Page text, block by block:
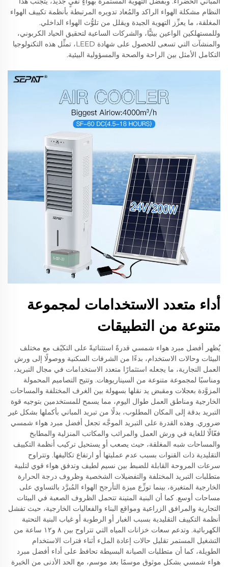
النظام مشكلة الهواء الراكد والمُعاد تدويره المرتبطة بأنظمة تكييف الهواء
المغلقة، ما يعزِّز التهوية الجيدة ويقلل من تلوُّث الهواء الداخلي.
وللمستهلكين الواعين بيئيًّا، والشركات الساعية لتحقيق الحياد الكربوني،
والمنشآت التي تسعى للحصول على شهادة LEED، تمثِّل هذه التكنولوجيا
التكامل الأمثل بين الراحة والصحة والمسؤولية البيئية.
أداء متعدد الاستخدامات لمجموعة
متنوعة من التطبيقات
يُظهر أفضل مبرد هواء شمسي قدرةً استثنائيةً على التكيّف مع مختلف
البيئات وحالات الاستخدام، بدءًا من الشرفات السكنية ووصولًا إلى ورش
العمل التجارية، ما يجعله استثمارًا متعدد الاستخدامات في مجال التبريد،
ومناسبًا لمجموعة متنوعة من السيناريوهات. وتتيح التصاميم المحمولة
المزوَّدة بعجلات ومقبض يد نقلها بسهولة بين الغرف المختلفة والمساحات
الخارجية ومناطق العمل طوال اليوم، مما يسمح للمستخدمين بتوجيه قوة
التبريد بدقة إلى المكان المطلوب، بدلًا من تبريد المباني بأكملها بشكل غير
ضروري. وهذه القدرة على التبريد الموجَّه تجعل أفضل مبرد هواء شمسي
فعّالًا للغاية في ورش العمل والمرائب والمكاتب المنزلية والمطابخ
والمساحات شبه المغلقة، حيث يصعب أو يستحيل تركيب أنظمة التكييف
التقليدية ذات القنوات بسبب عدم عمليتها أو ارتفاع تكاليفها. وتتراوح
سرعات المروحة القابلة للضبط بين نسيم لطيف وتدفق هواء قوي لتلبية
متطلبات التبريد المختلفة والتفضيلات الشخصية وظروف درجة الحرارة
الخارجية المتغيرة، بينما توزِّع ميزة التأرجح الهواء المُبرَّد بالتساوي على
مساحات أوسع. كما أن البنية المتينة تتحمل الظروف الصعبة في البيئات
التجارية والمرافق الزراعية ومواقع البناء والفعاليات الخارجية، حيث تفشل
أنظمة التكييف التقليدية بسبب الغبار أو الرطوبة أو غياب البنية التحتية
الكهربائية. وتدعم سعات خزانات المياه التي تتراوح بين ٨ و١٢ ساعة من
التشغيل المستمر تقليل حالات إعادة الملء أثناء فترات الاستخدام
الطويلة، كما أن متطلبات الصيانة البسيطة تحافظ على أداء أفضل مبرد
هواء شمسي بشكل موثوق موسمًا بعد موسم، مع الحد الأدنى من الخبرة